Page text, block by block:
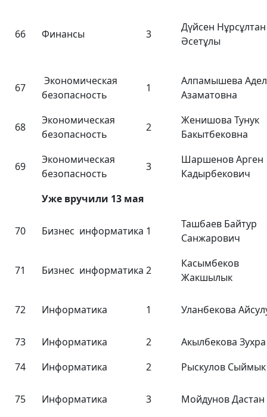
66 Финансы 3
Дүйсен Нұрсұлтан
Әсетұлы
67
Экономическая
безопасность
1
Алпамышева
Азаматовна
68
Экономическая
безопасность
2
Женишова Тунук
Бакытбековна
69
Экономическая
безопасность
3
Шаршенов Арген
Кадырбекович
Уже вручили 13 мая
70 Бизнес информатика 1
Ташбаев Байтур
Санжарович
71 Бизнес информатика 2
Касымбеков
Жакшылык
72 Информатика 1 Уланбекова
73 Информатика 2
Акылбекова Зухра
74
Информатика 2 Рыскулов Сыймык
75 Информатика 3 Мойдунов Дастан